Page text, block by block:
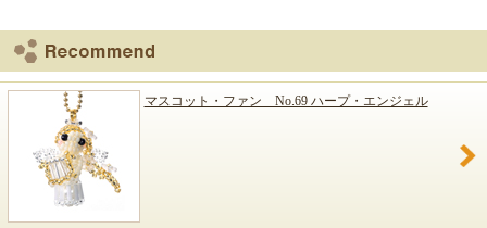
マスコット・ファン No.69 ハープ・エンジェル